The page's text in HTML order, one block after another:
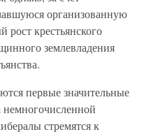
организованную
крестьянского
землевладения
первые значительные
стремятся к